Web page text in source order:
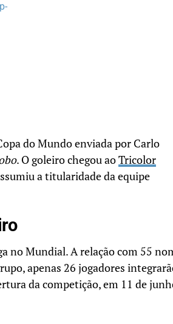
do Mundo enviada por Carlo
. O goleiro chegou aoTricolor
a titularidade da equipe
no Mundial. A relação com 55
apenas 26 jogadores
da competição, em 11 de